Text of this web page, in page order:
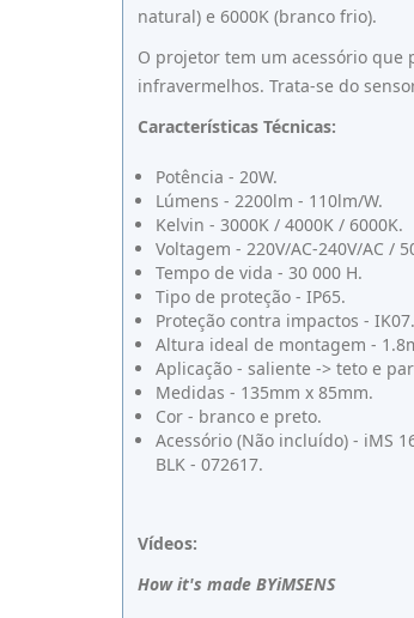
natural) e 6000K (branco frio).
O projetor tem um acessório que
infravermelhos. Trata-se do
Características Técnicas:
Potência - 20W.
Lúmens - 2200lm - 110lm/W.
Kelvin - 3000K / 4000K / 6000K.
Voltagem - 220V/AC-240V/AC /
Tempo de vida - 30 000 H.
Tipo de proteção - IP65.
Proteção contra impactos - IK07.
Altura ideal de montagem -
Aplicação - saliente -> teto e
Medidas - 135mm x 85mm.
Cor - branco e preto.
Acessório (Não incluído) - iMS
BLK - 072617.
Vídeos:
How it's made BYiMSENS